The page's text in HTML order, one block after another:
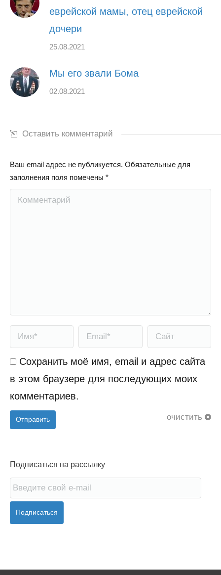
еврейской мамы, отец еврейской
дочери
25.08.2021
Мы его звали Бома
02.08.2021
Оставить комментарий
Ваш email адрес не публикуется. Обязательные для
заполнения поля помечены *
Комментарий
Имя * Email * Сайт
Сохранить моё имя, email и адрес сайта
в этом браузере для последующих моих
комментариев.
очистить
Отправить
Подписаться на рассылку
Подписаться